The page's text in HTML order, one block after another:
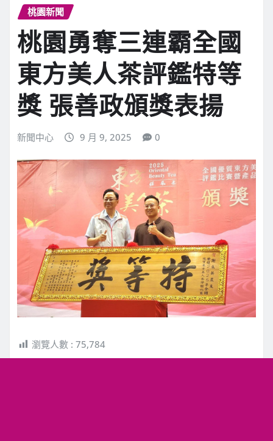
桃園新聞
桃園勇奪三連霸全國
東方美人茶評鑑特等
獎 張善政頒獎表揚
新聞中心 9 月 9, 2025 0
瀏覽人數 : 75,784